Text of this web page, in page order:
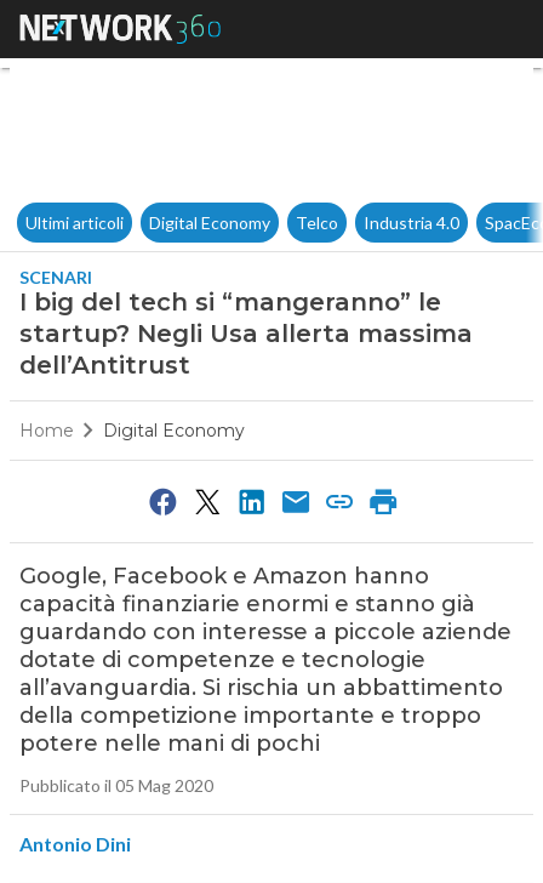
I big del tech si
Ultimi articoli Digital Economy Telco Industria 4.0
SCENARI
I big del tech si “mangeranno” le
startup? Negli Usa allerta massima
dell’Antitrust
Home Digital Economy
Google, Facebook e Amazon hanno
capacità finanziarie enormi e stanno già
guardando con interesse a piccole aziende
dotate di competenze e tecnologie
all’avanguardia. Si rischia un abbattimento
della competizione importante e troppo
potere nelle mani di pochi
Pubblicato il 05 Mag 2020
Antonio Dini